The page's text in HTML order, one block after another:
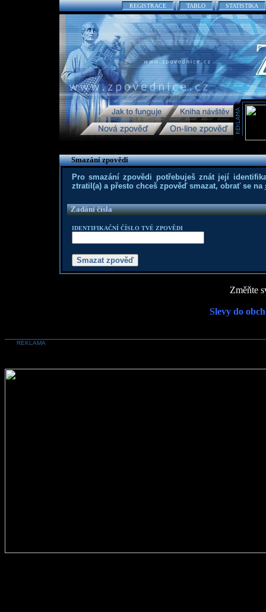
REGISTRACE TABLO STATISTIKA
Smazání zpovědi
Pro smazání zpovědi potřebuješ znát její
ztratil(a) a přesto chceš zpověď smazat, obrať se na
Zadání čísla
IDENTIFIKAČNÍ ČÍSLO TVÉ ZPOVĚDI
Změňte
Slevy do
REKLAMA